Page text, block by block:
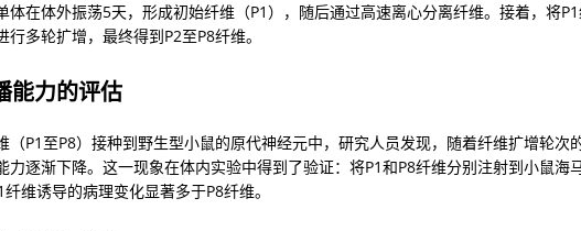
体在体外振荡5天，形成初始纤维（P1），随后通过高速离心分离纤维。接着，将
多轮扩增，最终得到P2至P8纤维。
能力的评估
（P1至P8）接种到野生型小鼠的原代神经元中，研究人员发现，随着纤维扩增轮次
力逐渐下降。这一现象在体内实验中得到了验证：将P1和P8纤维分别注射到小鼠海
维诱导的病理变化显著多于P8纤维。